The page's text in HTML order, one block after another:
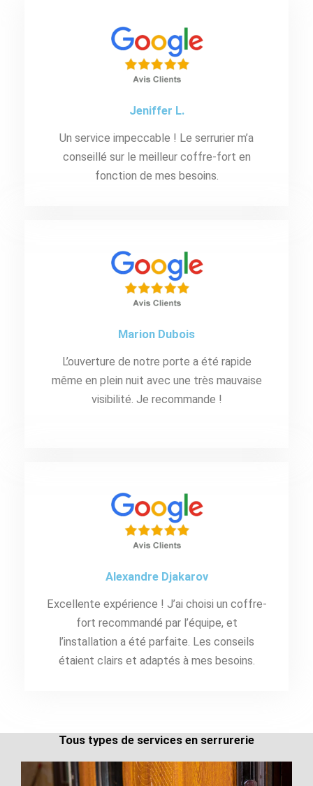
Jeniffer L.
Un service impeccable ! Le serrurier m’a
conseillé sur le meilleur coffre-fort en
fonction de mes besoins.
Marion Dubois
L’ouverture de notre porte a été rapide
même en plein nuit avec une très mauvaise
visibilité. Je recommande !
Alexandre Djakarov
Excellente expérience ! J’ai choisi un coffre-
fort recommandé par l’équipe, et
l’installation a été parfaite. Les conseils
étaient clairs et adaptés à mes besoins.
Tous types de services en serrurerie